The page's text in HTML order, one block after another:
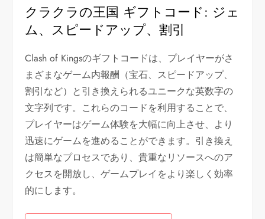
クラクラの王国 ギフトコード: ジェ
ム、スピードアップ、割引
Clash of Kingsのギフトコードは、プレイヤーがさ
まざまなゲーム内報酬（宝石、スピードアップ、
割引など）と引き換えられるユニークな英数字の
文字列です。これらのコードを利用することで、
プレイヤーはゲーム体験を大幅に向上させ、より
迅速にゲームを進めることができます。引き換え
は簡単なプロセスであり、貴重なリソースへのア
クセスを開放し、ゲームプレイをより楽しく効率
的にします。